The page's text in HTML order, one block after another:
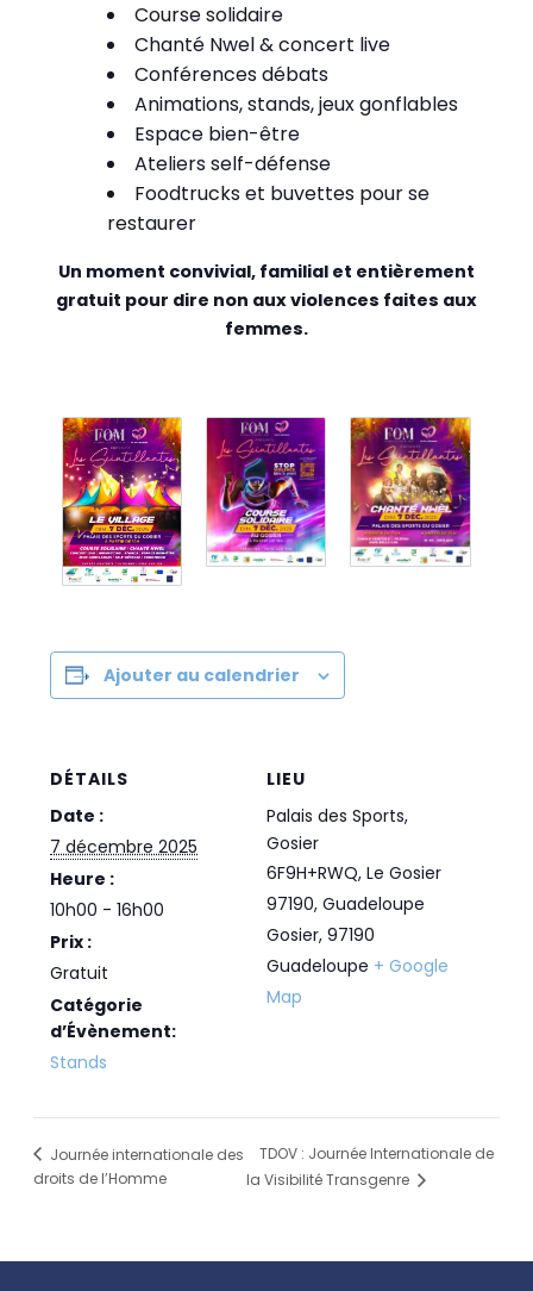
Course solidaire
Chanté Nwel & concert live
Conférences débats
Animations, stands, jeux gonflables
Espace bien-être
Ateliers self-défense
Foodtrucks et buvettes pour se
restaurer
Un moment convivial, familial et entièrement
gratuit pour dire non aux violences faites aux
femmes.
Ajouter au calendrier
DÉTAILS
Date :
7 décembre 2025
Heure :
10h00 - 16h00
Prix :
Gratuit
Catégorie
d’Évènement:
Stands
LIEU
Palais des Sports,
Gosier
6F9H+RWQ, Le Gosier
97190, Guadeloupe
Gosier, 97190
Guadeloupe + Google
Map
Journée internationale des
droits de l’Homme
TDOV : Journée Internationale de
la Visibilité Transgenre